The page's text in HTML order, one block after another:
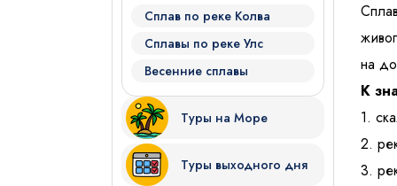
Сплав по реке Колва
Сплавы по реке Улс
Весенние сплавы
Туры на Море
Туры выходного дня
на
К
1.
2.
3.